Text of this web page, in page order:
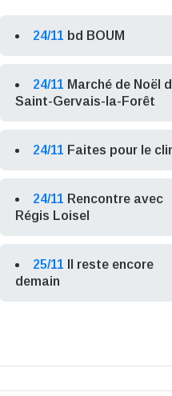
24/11 bd BOUM
24/11 Marché de Noël
Saint-Gervais-la-Forêt
24/11 Faites pour le
24/11 Rencontre avec
Régis Loisel
25/11
Il reste encore
demain